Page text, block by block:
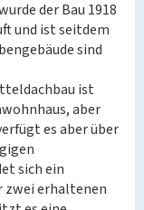
der Bau 1918
und ist seitdem
sind
ist
aber
es aber über
sich ein
zwei erhaltenen